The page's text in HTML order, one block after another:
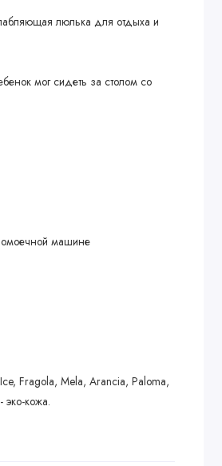
люлька для отдыха и
мог сидеть за столом со
машине
Fragola, Mela, Arancia, Paloma,
кожа.